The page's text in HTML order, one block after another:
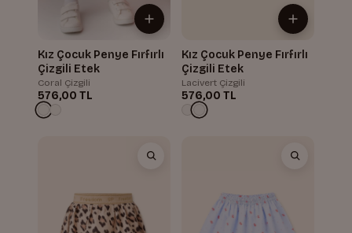
Kız Çocuk Penye Fırfırlı
Çizgili Etek
Coral Çizgili
576,00 TL
Kız Çocuk Penye Fırfırlı
Çizgili Etek
Lacivert Çizgili
576,00 TL